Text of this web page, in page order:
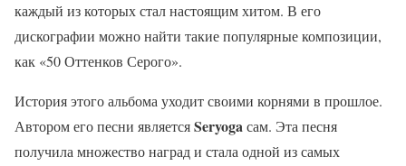
каждый из которых стал настоящим хитом. В его
дискографии можно найти такие популярные композиции,
как «50 Оттенков Серого».
История этого альбома уходит своими корнями в прошлое.
Автором его песни являетсяSeryogaсам. Эта песня
получила множество наград и стала одной из самых